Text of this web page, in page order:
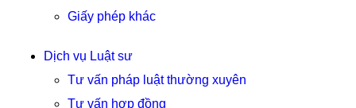
Giấy phép khác
Dịch vụ Luật sư
Tư vấn pháp luật thường xuyên
Tư vấn hợp đồng